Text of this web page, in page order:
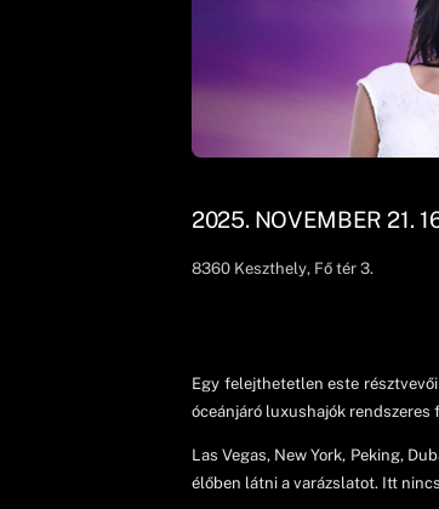
2025. NOVEMBER 21.
8360 Keszthely, Fő tér 3.
Egy felejthetetlen este
óceánjáró luxushajók rendszeres
Las Vegas, New York, Peking,
élőben látni a varázslatot. Itt